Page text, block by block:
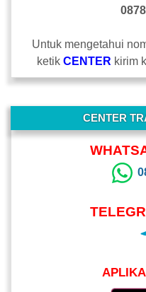
Untuk mengetahui
ketik CENTER kirim
CENTER